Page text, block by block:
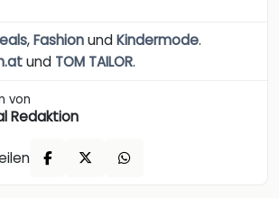
,FashionundKindermode.
und TOM TAILOR.
von
Redaktion